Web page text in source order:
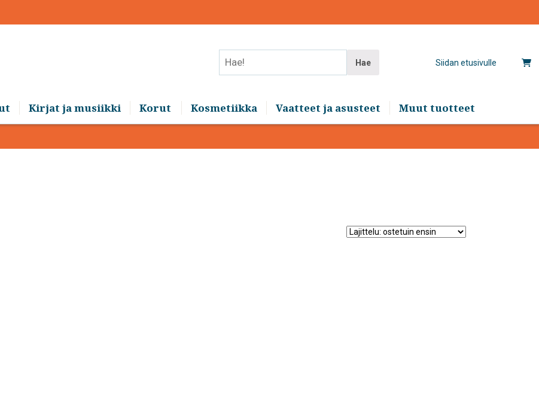
Siidan etusivulle
Hae
Kirjat ja musiikki Korut Kosmetiikka Vaatteet ja asusteet Muut tuotteet